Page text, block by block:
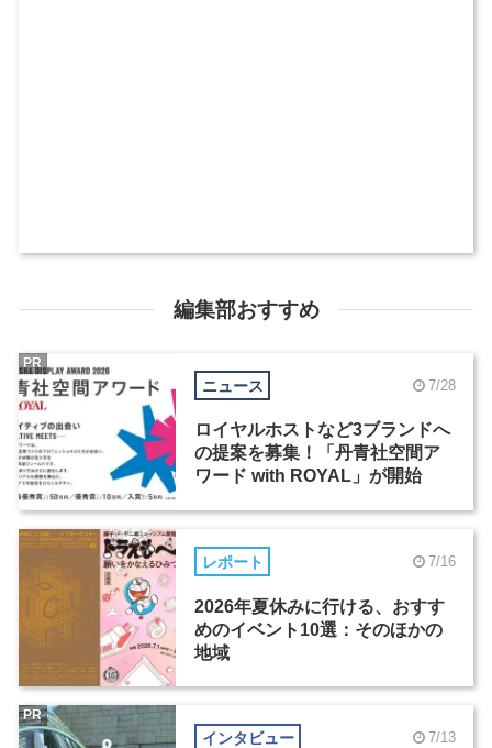
編集部おすすめ
ニュース 7/28
ロイヤルホストなど3ブランドへ
の提案を募集！「丹青社空間ア
ワード with ROYAL」が開始
PR
レポート 7/16
2026年夏休みに行ける、おすす
めのイベント10選：そのほかの
地域
インタビュー 7/13
PR